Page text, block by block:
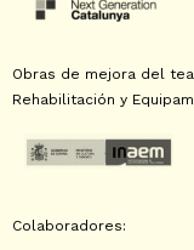
Obras de mejora del
Rehabilitación y
Colaboradores: